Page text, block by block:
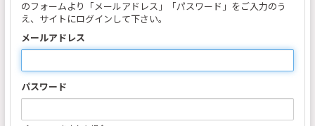
のフォームより「メールアドレス」「パスワード」をご入力のう
え、サイトにログインして下さい。
メールアドレス
パスワード